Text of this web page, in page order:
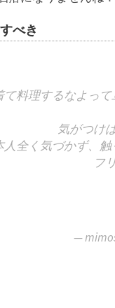
べき
て料理するなよっ
気がつけ
人全く気づかず、触
フ
—